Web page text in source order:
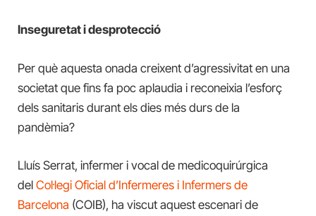
Inseguretat i desprotecció
Per què aquesta onada creixent d’agressivitat en una
societat que fins fa poc aplaudia i reconeixia l’esforç
dels sanitaris durant els dies més durs de la
pandèmia?
Lluís Serrat, infermer i vocal de medicoquirúrgica
del Col·legi Oficial d’Infermeres i Infermers de
Barcelona (COIB), ha viscut aquest escenari de